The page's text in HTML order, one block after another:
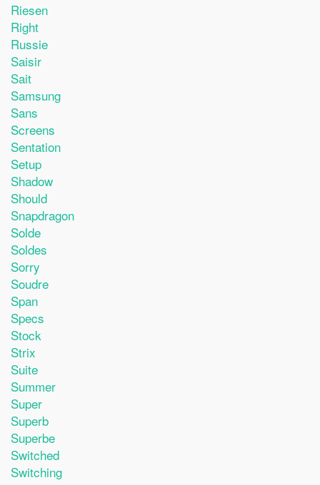
Riesen
Right
Russie
Saisir
Sait
Samsung
Sans
Screens
Sentation
Setup
Shadow
Should
Snapdragon
Solde
Soldes
Sorry
Soudre
Span
Specs
Stock
Strix
Suite
Summer
Super
Superb
Superbe
Switched
Switching